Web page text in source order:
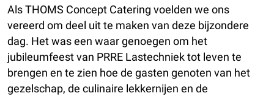
Als THOMS Concept Catering voelden we ons
vereerd om deel uit te maken van deze bijzondere
dag. Het was een waar genoegen om het
jubileumfeest van PRRE Lastechniek tot leven te
brengen en te zien hoe de gasten genoten van het
gezelschap, de culinaire lekkernijen en de